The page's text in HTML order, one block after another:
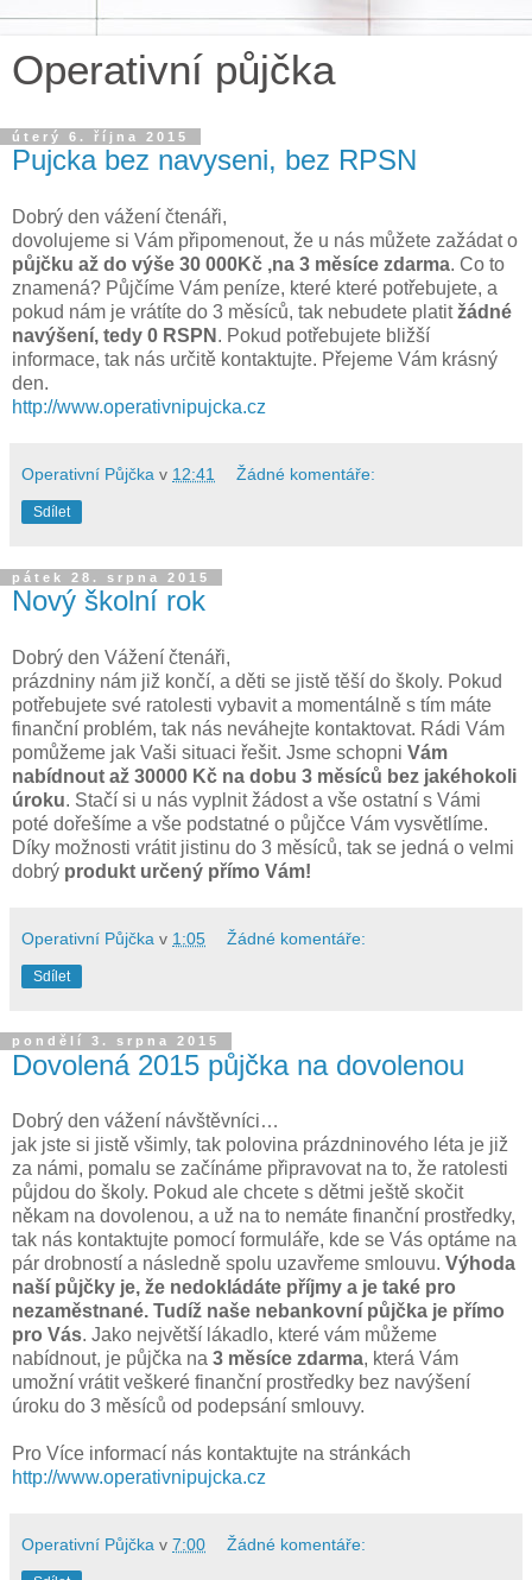
Operativní půjčka
úterý 6. října 2015
Pujcka bez navyseni, bez RPSN
Dobrý den vážení čtenáři,
dovolujeme si Vám připomenout, že u nás můžete zažádat o
půjčku až do výše 30 000Kč ,na 3 měsíce zdarma. Co to
znamená? Půjčíme Vám peníze, které které potřebujete, a
pokud nám je vrátíte do 3 měsíců, tak nebudete platitžádné
navýšení, tedy 0 RSPN . Pokud potřebujete bližší
informace, tak nás určitě kontaktujte. Přejeme Vám krásný
den.
http://www.operativnipujcka.cz
Operativní Půjčka v 12:41 Žádné komentáře:
Sdílet
pátek 28. srpna 2015
Nový školní rok
Dobrý den Vážení čtenáři,
prázdniny nám již končí, a děti se jistě těší do školy. Pokud
potřebujete své ratolesti vybavit a momentálně s tím máte
finanční problém, tak nás neváhejte kontaktovat. Rádi Vám
pomůžeme jak Vaši situaci řešit. Jsme schopni Vám
nabídnout až 30000 Kč na dobu 3 měsíců bez jakéhokoli
úroku. Stačí si u nás vyplnit žádost a vše ostatní s Vámi
poté dořešíme a vše podstatné o půjčce Vám vysvětlíme.
Díky možnosti vrátit jistinu do 3 měsíců, tak se jedná o velmi
dobrý produkt určený přímo Vám!
Operativní Půjčka v 1:05 Žádné komentáře:
Sdílet
pondělí 3. srpna 2015
Dovolená 2015 půjčka na dovolenou
Dobrý den vážení návštěvníci…
jak jste si jistě všimly, tak polovina prázdninového léta je již
za námi, pomalu se začínáme připravovat na to, že ratolesti
půjdou do školy. Pokud ale chcete s dětmi ještě skočit
někam na dovolenou, a už na to nemáte finanční prostředky,
tak nás kontaktujte pomocí formuláře, kde se Vás optáme na
pár drobností a následně spolu uzavřeme smlouvu. Výhoda
naší půjčky je, že nedokládáte příjmy a je také pro
nezaměstnané. Tudíž naše nebankovní půjčka je přímo
pro Vás. Jako největší lákadlo, které vám můžeme
nabídnout, je půjčka na 3 měsíce zdarma, která Vám
umožní vrátit veškeré finanční prostředky bez navýšení
úroku do 3 měsíců od podepsání smlouvy.
Pro Více informací nás kontaktujte na stránkách
http://www.operativnipujcka.cz
Operativní Půjčka v 7:00 Žádné komentáře: